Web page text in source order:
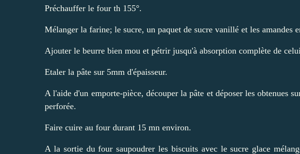
Préchauffer le four th 155°.
Mélanger la farine; le sucre, un paquet de sucre vanillé et les amandes
Ajouter le beurre bien mou et pétrir jusqu'à absorption complète de
Etaler la pâte sur 5mm d'épaisseur.
A l'aide d'un emporte-pièce, découper la pâte et déposer les obtenues
perforée.
Faire cuire au four durant 15 mn environ.
A la sortie du four saupoudrer les biscuits avec le sucre glace